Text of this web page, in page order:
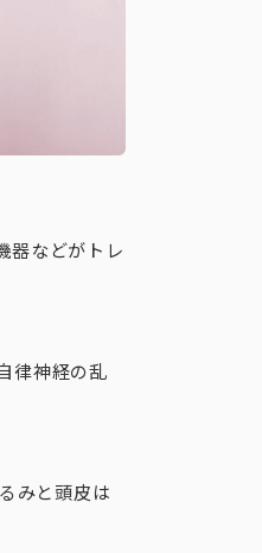
器などがトレ
律神経の乱
みと頭皮は